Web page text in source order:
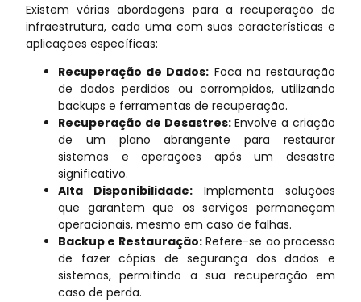
Existem várias abordagens para a recuperação de
infraestrutura, cada uma com suas características e
aplicações específicas:
Recuperação de Dados: Foca na restauração
de dados perdidos ou corrompidos, utilizando
backups e ferramentas de recuperação.
Recuperação de Desastres:Envolve a criação
de um plano abrangente para restaurar
sistemas e operações após um desastre
significativo.
Alta Disponibilidade: Implementa soluções
que garantem que os serviços permaneçam
operacionais, mesmo em caso de falhas.
Backup e Restauração:Refere-se ao processo
de fazer cópias de segurança dos dados e
sistemas, permitindo a sua recuperação em
caso de perda.